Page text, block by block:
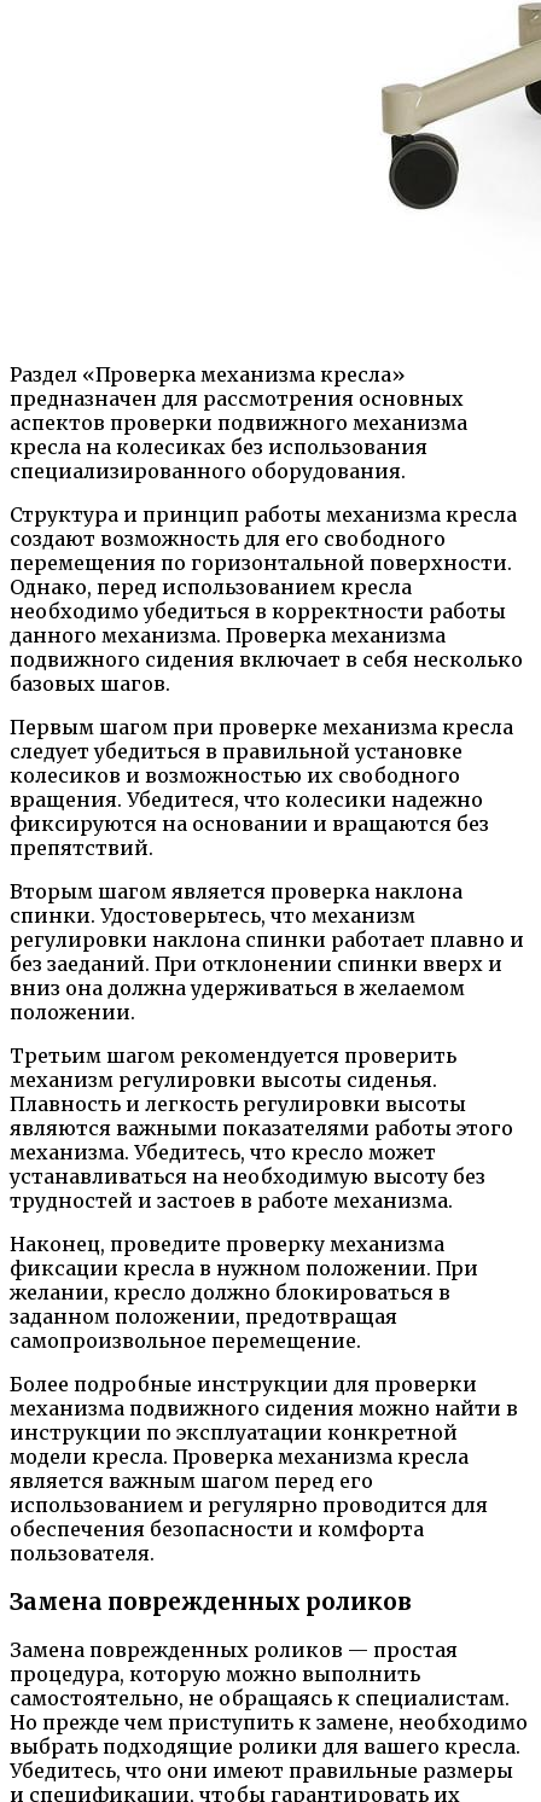
Раздел «Проверка механизма кресла»
предназначен для рассмотрения основных
аспектов проверки подвижного механизма
кресла на колесиках без использования
специализированного оборудования.
Структура и принцип работы механизма кресла
создают возможность для его свободного
перемещения по горизонтальной поверхности.
Однако, перед использованием кресла
необходимо убедиться в корректности работы
данного механизма. Проверка механизма
подвижного сидения включает в себя несколько
базовых шагов.
Первым шагом при проверке механизма кресла
следует убедиться в правильной установке
колесиков и возможностью их свободного
вращения. Убедитеся, что колесики надежно
фиксируются на основании и вращаются без
препятствий.
Вторым шагом является проверка наклона
спинки. Удостоверьтесь, что механизм
регулировки наклона спинки работает плавно и
без заеданий. При отклонении спинки вверх и
вниз она должна удерживаться в желаемом
положении.
Третьим шагом рекомендуется проверить
механизм регулировки высоты сиденья.
Плавность и легкость регулировки высоты
являются важными показателями работы этого
механизма. Убедитесь, что кресло может
устанавливаться на необходимую высоту без
трудностей и застоев в работе механизма.
Наконец, проведите проверку механизма
фиксации кресла в нужном положении. При
желании, кресло должно блокироваться в
заданном положении, предотвращая
самопроизвольное перемещение.
Более подробные инструкции для проверки
механизма подвижного сидения можно найти в
инструкции по эксплуатации конкретной
модели кресла. Проверка механизма кресла
является важным шагом перед его
использованием и регулярно проводится для
обеспечения безопасности и комфорта
пользователя.
Замена поврежденных роликов
Замена поврежденных роликов — простая
процедура, которую можно выполнить
самостоятельно, не обращаясь к специалистам.
Но прежде чем приступить к замене, необходимо
выбрать подходящие ролики для вашего кресла.
Убедитесь, что они имеют правильные размеры
и спецификации, чтобы гарантировать их